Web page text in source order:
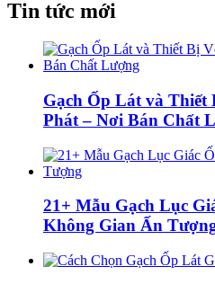
Tin tức mới
Gạch Ốp Lát và Thiết
Phát – Nơi Bán Chất
21+ Mẫu Gạch Lục
Không Gian Ấn